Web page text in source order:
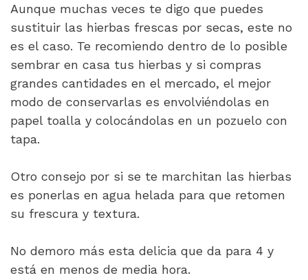
Aunque muchas veces te digo que puedes
sustituir las hierbas frescas por secas, este no
es el caso. Te recomiendo dentro de lo posible
sembrar en casa tus hierbas y si compras
grandes cantidades en el mercado, el mejor
modo de conservarlas es envolviéndolas en
papel toalla y colocándolas en un pozuelo con
tapa.
Otro consejo por si se te marchitan las hierbas
es ponerlas en agua helada para que retomen
su frescura y textura.
No demoro más esta delicia que da para 4 y
está en menos de media hora.